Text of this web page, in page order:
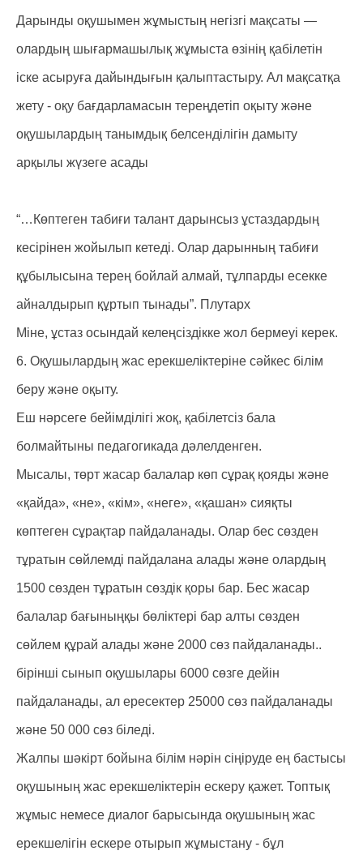
Дарынды оқушымен жұмыстың негізгі мақсаты —
олардың шығармашылық жұмыста өзінің қабілетін
іске асыруға дайындығын қалыптастыру. Ал мақсатқа
жету - оқу бағдарламасын тереңдетіп оқыту және
оқушылардың танымдық белсенділігін дамыту
арқылы жүзеге асады
“…Көптеген табиғи талант дарынсыз ұстаздардың
кесірінен жойылып кетеді. Олар дарынның табиғи
құбылысына терең бойлай алмай, тұлпарды есекке
айналдырып құртып тынады”. Плутарх
Міне, ұстаз осындай келеңсіздікке жол бермеуі керек.
6. Оқушылардың жас ерекшеліктеріне сәйкес білім
беру және оқыту.
Еш нәрсеге бейімділігі жоқ, қабілетсіз бала
болмайтыны педагогикада дәлелденген.
Мысалы, төрт жасар балалар көп сұрақ қояды және
«қайда», «не», «кім», «неге», «қашан» сияқты
көптеген сұрақтар пайдаланады. Олар бес сөзден
тұратын сөйлемді пайдалана алады және олардың
1500 сөзден тұратын сөздік қоры бар. Бес жасар
балалар бағыныңқы бөліктері бар алты сөзден
сөйлем құрай алады және 2000 сөз пайдаланады..
бірінші сынып оқушылары 6000 сөзге дейін
пайдаланады, ал ересектер 25000 сөз пайдаланады
және 50 000 сөз біледі.
Жалпы шәкірт бойына білім нәрін сіңіруде ең бастысы
оқушының жас ерекшеліктерін ескеру қажет. Топтық
жұмыс немесе диалог барысында оқушының жас
ерекшелігін ескере отырып жұмыстану - бұл